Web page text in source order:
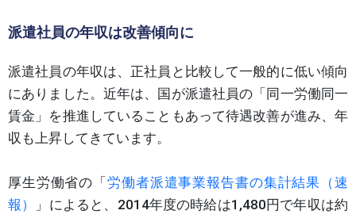
派遣社員の年収は改善傾向に
派遣社員の年収は、正社員と比較して一般的に低い傾向
にありました。近年は、国が派遣社員の「同一労働同一
賃金」を推進していることもあって待遇改善が進み、年
収も上昇してきています。
厚生労働省の「労働者派遣事業報告書の集計結果（速
報）
」によると、2014年度の時給は1,480円で年収は約